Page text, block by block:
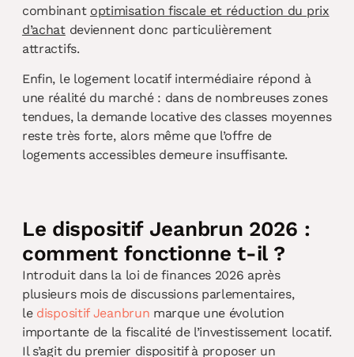
combinant optimisation fiscale et réduction du prix
d’achatdeviennent donc particulièrement
attractifs.
Enfin, le logement locatif intermédiaire répond à
une réalité du marché : dans de nombreuses zones
tendues, la demande locative des classes moyennes
reste très forte, alors même que l’offre de
logements accessibles demeure insuffisante.
Le dispositif Jeanbrun 2026 :
comment fonctionne t-il ?
Introduit dans la loi de finances 2026 après
plusieurs mois de discussions parlementaires,
le dispositif Jeanbrun marque une évolution
importante de la fiscalité de l’investissement locatif.
Il s’agit du premier dispositif à proposer un